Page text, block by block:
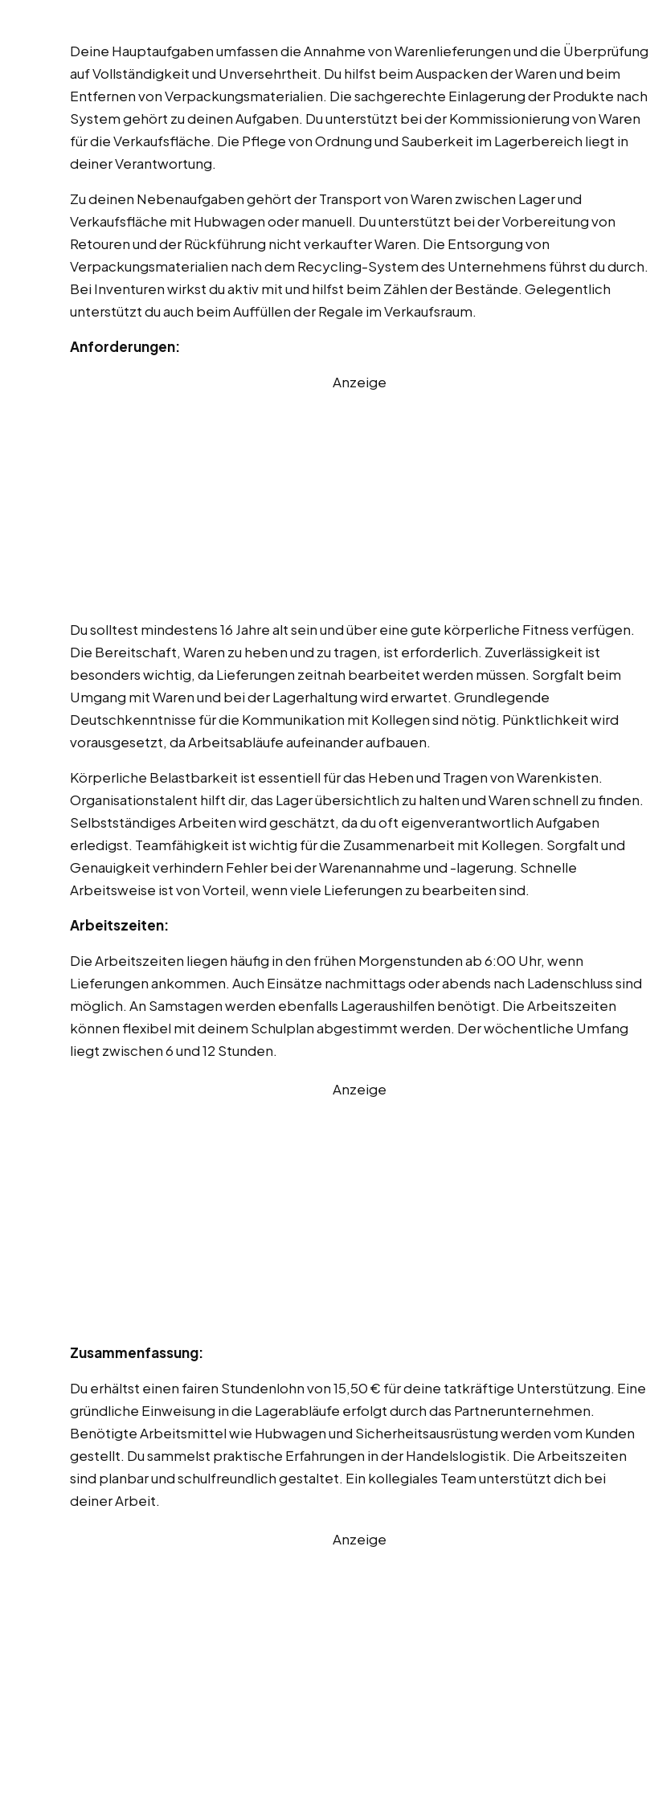
Deine Hauptaufgaben umfassen die Annahme von Warenlieferungen und die Überprüfung
auf Vollständigkeit und Unversehrtheit. Du hilfst beim Auspacken der Waren und beim
Entfernen von Verpackungsmaterialien. Die sachgerechte Einlagerung der Produkte nach
System gehört zu deinen Aufgaben. Du unterstützt bei der Kommissionierung von Waren
für die Verkaufsfläche. Die Pflege von Ordnung und Sauberkeit im Lagerbereich liegt in
deiner Verantwortung.
Zu deinen Nebenaufgaben gehört der Transport von Waren zwischen Lager und
Verkaufsfläche mit Hubwagen oder manuell. Du unterstützt bei der Vorbereitung von
Retouren und der Rückführung nicht verkaufter Waren. Die Entsorgung von
Verpackungsmaterialien nach dem Recycling-System des Unternehmens führst du durch.
Bei Inventuren wirkst du aktiv mit und hilfst beim Zählen der Bestände. Gelegentlich
unterstützt du auch beim Auffüllen der Regale im Verkaufsraum.
Anforderungen:
Anzeige
Du solltest mindestens 16 Jahre alt sein und über eine gute körperliche Fitness verfügen.
Die Bereitschaft, Waren zu heben und zu tragen, ist erforderlich. Zuverlässigkeit ist
besonders wichtig, da Lieferungen zeitnah bearbeitet werden müssen. Sorgfalt beim
Umgang mit Waren und bei der Lagerhaltung wird erwartet. Grundlegende
Deutschkenntnisse für die Kommunikation mit Kollegen sind nötig. Pünktlichkeit wird
vorausgesetzt, da Arbeitsabläufe aufeinander aufbauen.
Körperliche Belastbarkeit ist essentiell für das Heben und Tragen von Warenkisten.
Organisationstalent hilft dir, das Lager übersichtlich zu halten und Waren schnell zu finden.
Selbstständiges Arbeiten wird geschätzt, da du oft eigenverantwortlich Aufgaben
erledigst. Teamfähigkeit ist wichtig für die Zusammenarbeit mit Kollegen. Sorgfalt und
Genauigkeit verhindern Fehler bei der Warenannahme und -lagerung. Schnelle
Arbeitsweise ist von Vorteil, wenn viele Lieferungen zu bearbeiten sind.
Arbeitszeiten:
Die Arbeitszeiten liegen häufig in den frühen Morgenstunden ab 6:00 Uhr, wenn
Lieferungen ankommen. Auch Einsätze nachmittags oder abends nach Ladenschluss sind
möglich. An Samstagen werden ebenfalls Lageraushilfen benötigt. Die Arbeitszeiten
können flexibel mit deinem Schulplan abgestimmt werden. Der wöchentliche Umfang
liegt zwischen 6 und 12 Stunden.
Anzeige
Zusammenfassung:
Du erhältst einen fairen Stundenlohn von 15,50 € für deine tatkräftige Unterstützung. Eine
gründliche Einweisung in die Lagerabläufe erfolgt durch das Partnerunternehmen.
Benötigte Arbeitsmittel wie Hubwagen und Sicherheitsausrüstung werden vom Kunden
gestellt. Du sammelst praktische Erfahrungen in der Handelslogistik. Die Arbeitszeiten
sind planbar und schulfreundlich gestaltet. Ein kollegiales Team unterstützt dich bei
deiner Arbeit.
Anzeige